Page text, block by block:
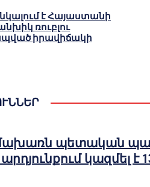
է Հայաստանի
ռուբլու
իրավիճակի
պետական
կազմել է